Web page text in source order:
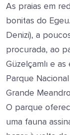
As praias em
bonitas do
Denizi), a
procurada, ao
Güzelçamlı e
Parque
Grande
O parque
uma fauna